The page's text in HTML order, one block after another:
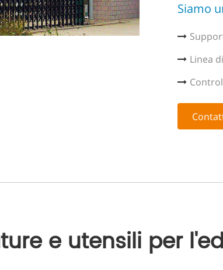
Siamo
Linea
e utensili per